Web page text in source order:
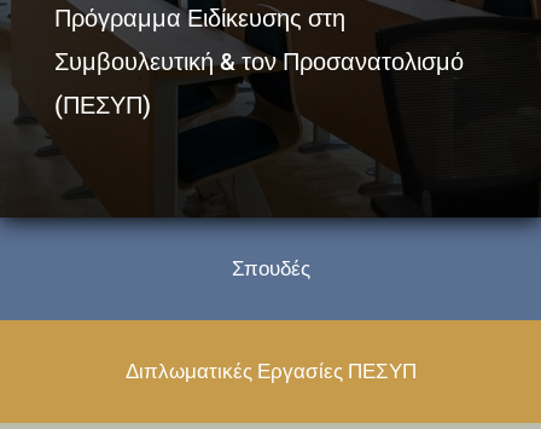
Πρόγραμμα Ειδίκευσης στη
Συμβουλευτική & τον Προσανατολισμό
(ΠΕΣΥΠ)
Σπουδές
Διπλωματικές Εργασίες ΠΕΣΥΠ